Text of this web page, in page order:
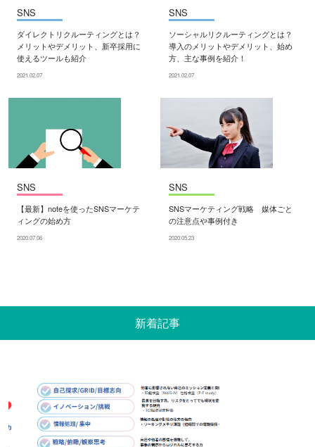
SNS
ダイレクトリクルーティングとは？
メリットやデメリット、新卒採用に
使えるツールも紹介
2021.02.07
SNS
ソーシャルリクルーティングとは？
導入のメリットやデメリット、始め
方、主な事例を紹介！
2021.02.07
SNS
【最新】noteを使ったSNSマーケテ
ィングの始め方
2020.07.06
SNS
SNSマーケティング戦略 媒体ごと
の注意点や事例付き
2020.05.23
新着記事